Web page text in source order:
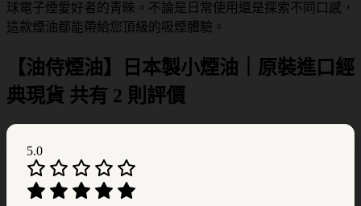
球電子煙愛好者的青睞。不論是日常使用還是探索不同口感，
這款煙油都能帶給您頂級的吸煙體驗。
【油侍煙油】日本製小煙油｜原裝進口經
典現貨 共有 2 則評價
5.0